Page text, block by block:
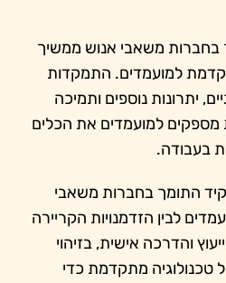
משאבי אנוש ממשיך
למועמדים. התמקדות
יתרונות נוספים ותמיכה
למועמדים את הכלים
בעבודה.
התומך בחברות משאבי
לבין הזדמנויות הקריירה
והדרכה אישית, בזיהוי
טכנולוגיה מתקדמת כדי